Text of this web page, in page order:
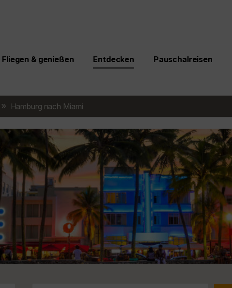
Fliegen & genießen Entdecken Pauschalreisen
Hamburg nach Miami